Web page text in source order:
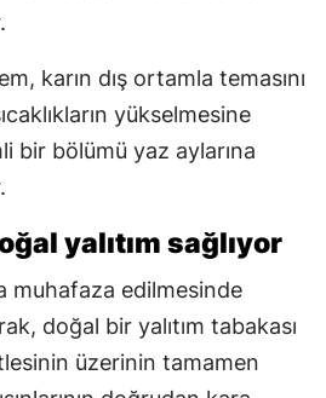
karın dış ortamla temasını
yükselmesine
bir bölümü yaz aylarına
yalıtım sağlıyor
muhafaza edilmesinde
doğal bir yalıtım tabakası
üzerinin tamamen